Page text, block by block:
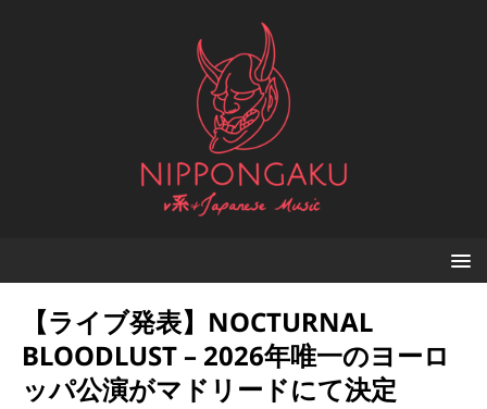
【ライブ発表】NOCTURNAL
BLOODLUST – 2026年唯一のヨーロ
ッパ公演がマドリードにて決定